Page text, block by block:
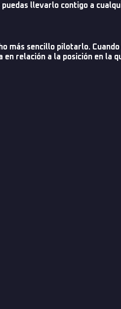
llevarlo contigo a
más sencillo pilotarlo.
relación a la posición en la